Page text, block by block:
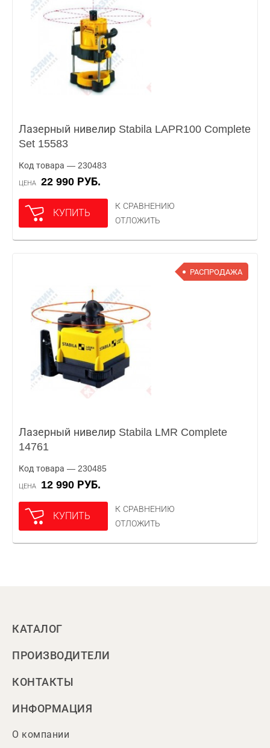
Лазерный нивелир Stabila LAPR100 Complete
Set 15583
Код товара — 230483
ЦЕНА 22 990 РУБ.
КУПИТЬ
К СРАВНЕНИЮ
ОТЛОЖИТЬ
РАСПРОДАЖА
Лазерный нивелир Stabila LMR Complete
14761
Код товара — 230485
ЦЕНА 12 990 РУБ.
КУПИТЬ
К СРАВНЕНИЮ
ОТЛОЖИТЬ
КАТАЛОГ
ПРОИЗВОДИТЕЛИ
КОНТАКТЫ
ИНФОРМАЦИЯ
О компании